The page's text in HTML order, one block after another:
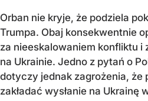
Orban nie kryje, że podziela
Trumpa. Obaj konsekwentnie
za nieeskalowaniem konfliktu i
na Ukrainie. Jedno z pytań o
dotyczy jednak zagrożenia, że
zakładać wysłanie na Ukrainę